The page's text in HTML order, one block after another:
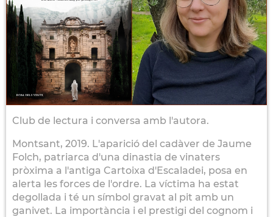
Club de lectura i conversa amb l'autora.
Montsant, 2019. L'aparició del cadàver de Jaume
Folch, patriarca d'una dinastia de vinaters
pròxima a l'antiga Cartoixa d'Escaladei, posa en
alerta les forces de l'ordre. La víctima ha estat
degollada i té un símbol gravat al pit amb un
ganivet. La importància i el prestigi del cognom i